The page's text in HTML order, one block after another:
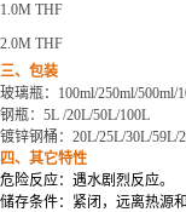
1.0M THF
2.0M THF
三、包装
玻璃瓶： 100ml/250ml/500ml/
钢瓶： 5L /20L/50L/100L
镀锌钢桶： 20L/25L/30L/59L/
四、其它特性
危险反应：遇水剧烈反应。
储存条件：紧闭，远离热源